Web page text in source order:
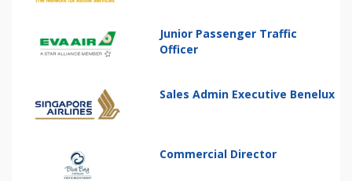
Junior Passenger Traffic
Officer
Sales Admin Executive Benelux
Commercial Director